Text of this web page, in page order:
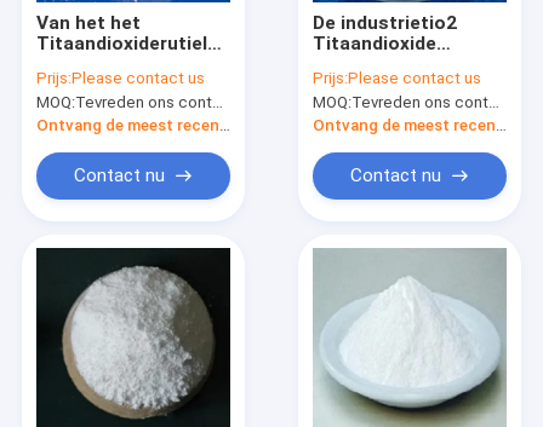
Producten
Ongeveer ons
Fabrieksreis
Van het het
Titaandioxiderutiel
TiO2 Hoge Dekking
de ultra
Prijs:Please contact us
MOQ:Tevreden ons contacteren
Ontvang de meest recente Prijs
Contact nu
De industrietio2
Titaandioxide
67 7
Prijs:Please contact us
MOQ:Tevreden ons contacteren
Ontvang de meest recente Prijs
Contact nu